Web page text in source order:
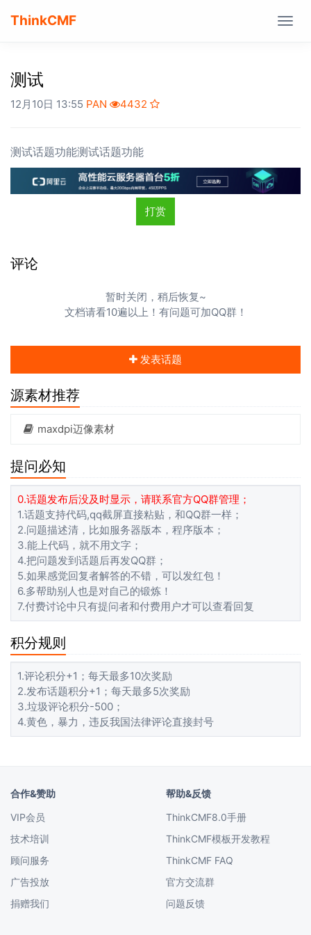
ThinkCMF
测试
12月10日 13:55 PAN 4432
测试话题功能测试话题功能
打赏
评论
暂时关闭，稍后恢复~
文档请看10遍以上！有问题可加QQ群！
发表话题
源素材推荐
maxdpi迈像素材
提问必知
0.话题发布后没及时显示，请联系官方QQ群管理；
1.话题支持代码,qq截屏直接粘贴，和QQ群一样；
2.问题描述清，比如服务器版本，程序版本；
3.能上代码，就不用文字；
4.把问题发到话题后再发QQ群；
5.如果感觉回复者解答的不错，可以发红包！
6.多帮助别人也是对自己的锻炼！
7.付费讨论中只有提问者和付费用户才可以查看回复
积分规则
1.评论积分+1；每天最多10次奖励
2.发布话题积分+1；每天最多5次奖励
3.垃圾评论积分-500；
4.黄色，暴力，违反我国法律评论直接封号
合作&赞助
VIP会员
技术培训
顾问服务
广告投放
捐赠我们
帮助&反馈
ThinkCMF8.0手册
ThinkCMF模板开发教程
ThinkCMF FAQ
官方交流群
问题反馈